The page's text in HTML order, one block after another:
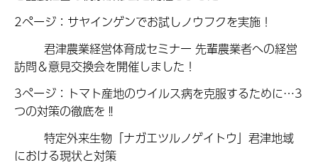
2ページ：サヤインゲンでお試しノウフクを実施！
君津農業経営体育成セミナー 先輩農業者への経営
訪問＆意見交換会を開催しました！
3ページ：トマト産地のウイルス病を克服するために…3
つの対策の徹底を‼
特定外来生物「ナガエツルノゲイトウ」君津地域
における現状と対策